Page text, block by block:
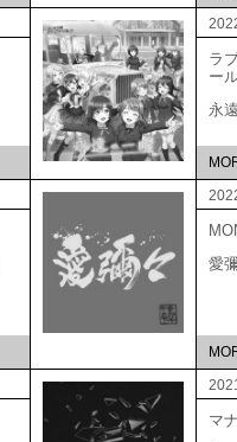
ラ
ー
永
愛
マ